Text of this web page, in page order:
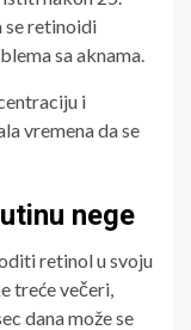
se retinoidi
sa aknama.
i
vremena da se
nege
retinol u svoju
treće večeri,
dana može se